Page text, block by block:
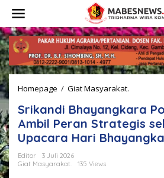
w
a
t
i
k
e
k
o
n
t
e
n
Homepage / Giat Masyarakat.
i
k
a
n
Srikandi Bhayangkara
Ambil Peran Strategis
Upacara Hari
Editor
3 Juli 2026
Giat Masyarakat.
135 Views